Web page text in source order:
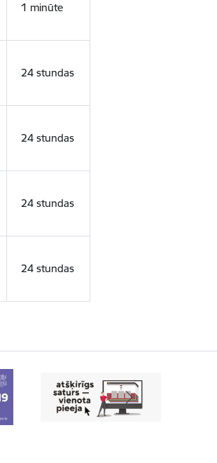
1 minūte
24 stundas
24 stundas
24 stundas
24 stundas